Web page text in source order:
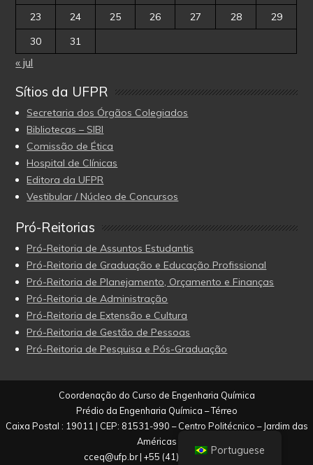
23
24 25 26 27 28
29
30
31
« jul
Sítios da UFPR
Secretaria dos Órgãos Colegiados
Bibliotecas – SIBI
Comissão de Ética
Hospital de Clínicas
Editora da UFPR
Vestibular / Núcleo de Concursos
Pró-Reitorias
Pró-Reitoria de Assuntos Estudantis
Pró-Reitoria de Graduação e Educação Profissional
Pró-Reitoria de Planejamento, Orçamento e Finanças
Pró-Reitoria de Administração
Pró-Reitoria de Extensão e Cultura
Pró-Reitoria de Gestão de Pessoas
Pró-Reitoria de Pesquisa e Pós-Graduação
Coordenação do Curso de Engenharia Química
Prédio da Engenharia Química – Térreo
Caixa Postal : 19011 | CEP: 81531-990 – Centro Politécnico – Jardim das
Américas
cceq@ufp.br| +55 (41) 3361-3057
Portuguese